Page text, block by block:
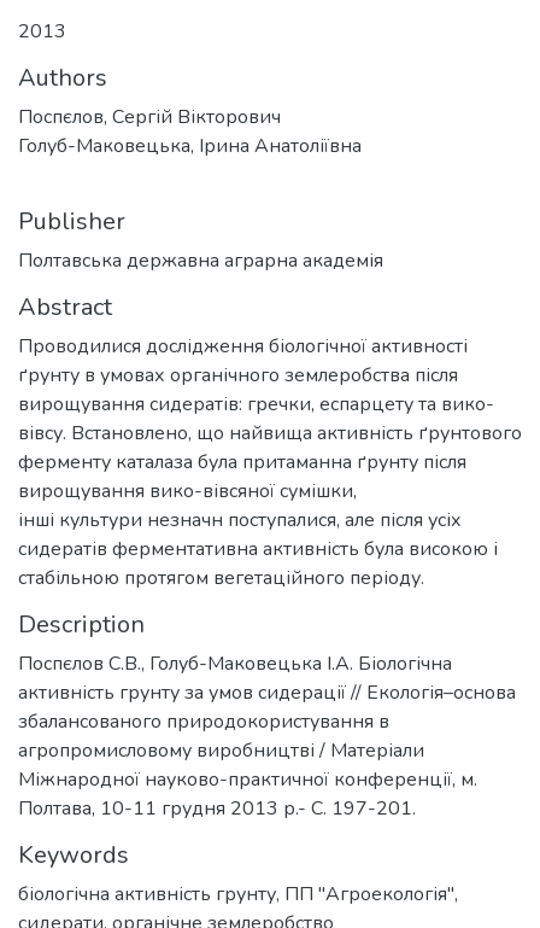
2013
Authors
Поспєлов, Сергій Вікторович
Голуб-Маковецька, Ірина Анатоліївна
Publisher
Полтавська державна аграрна академія
Abstract
Проводилися дослідження біологічної активності
ґрунту в умовах органічного землеробства після
вирощування сидератів: гречки, еспарцету та вико-
вівсу. Встановлено, що найвища активність ґрунтового
ферменту каталаза була притаманна ґрунту після
вирощування вико-вівсяної сумішки,
інші культури незначн поступалися, але після усіх
сидератів ферментативна активність була високою і
стабільною протягом вегетаційного періоду.
Description
Поспєлов С.В., Голуб-Маковецька І.А. Біологічна
активність грунту за умов сидерації // Екологія–основа
збалансованого природокористування в
агропромисловому виробництві / Матеріали
Міжнародної науково-практичної конференції, м.
Полтава, 10-11 грудня 2013 р.- С. 197-201.
Keywords
біологічна активність грунту, ПП "Агроекологія",